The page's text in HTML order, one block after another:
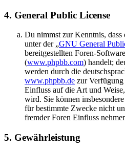
4. General Public License
Du nimmst zur Kenntnis,
unter der „GNU General
bereitgestellten Foren-
(www.phpbb.com) handelt;
werden durch die
www.phpbb.de zur Verfügung
Einfluss auf die Art und
wird. Sie können
für bestimmte Zwecke nicht
fremder Foren Einfluss
5. Gewährleistung